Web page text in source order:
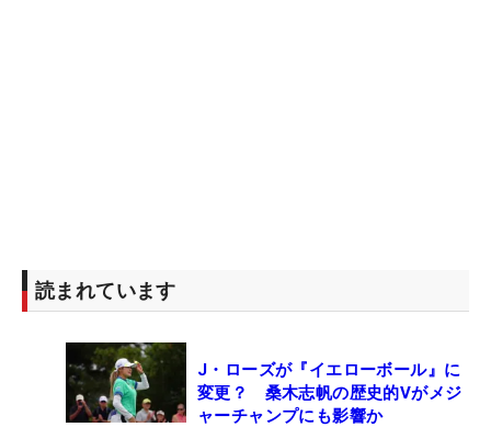
読まれています
J・ローズが『イエローボール』に
変更？ 桑木志帆の歴史的Vがメジ
ャーチャンプにも影響か